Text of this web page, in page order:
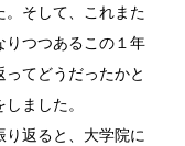
。そして、これまた
りつつあるこの１年
ってどうだったかと
ました。
り返ると、大学院に